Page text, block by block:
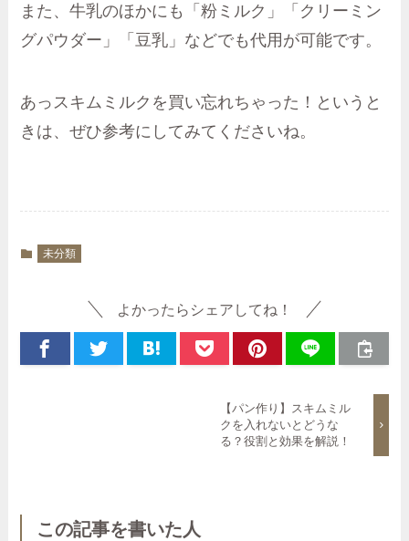
また、牛乳のほかにも「粉ミルク」「クリーミン
グパウダー」「豆乳」などでも代用が可能です。
あっスキムミルクを買い忘れちゃった！というと
きは、ぜひ参考にしてみてくださいね。
未分類
よかったらシェアしてね！
【パン作り】スキムミル
クを入れないとどうな
る？役割と効果を解説！
この記事を書いた人